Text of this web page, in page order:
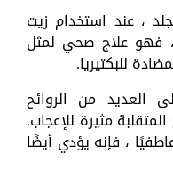
، عند استخدام زيت
فهو علاج صحي لمثل
للبكتيريا.
العديد من الروائح
مثيرة للإعجاب.
، فإنه يؤدي أيضًا